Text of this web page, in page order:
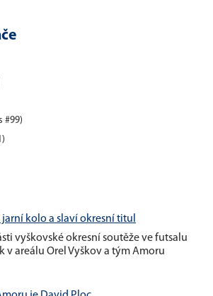
#99)
kolo a slaví okresní titul
vyškovské okresní soutěže ve futsalu
v areálu Orel Vyškov a tým Amoru